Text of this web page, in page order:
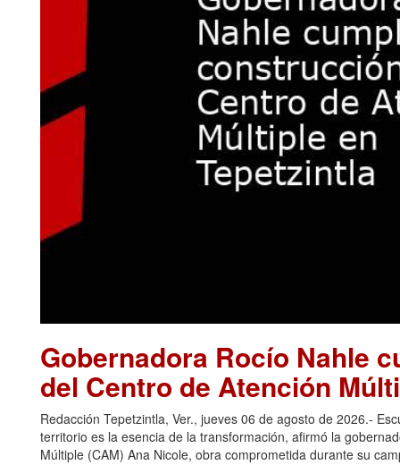
Gobernadora Rocío Nahle
del Centro de Atención
Redacción Tepetzintla, Ver., jueves 06 de agosto de 2026.-
territorio es la esencia de la transformación, afirmó la
Múltiple (CAM) Ana Nicole, obra comprometida durante su